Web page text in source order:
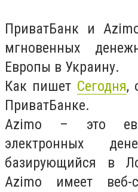
ПриватБанк и
мгновенных
Европы в Украину.
Как пишет Сегодня,
ПриватБанке.
Azimo – это
электронных
базирующийся в
Azimo имеет веб-